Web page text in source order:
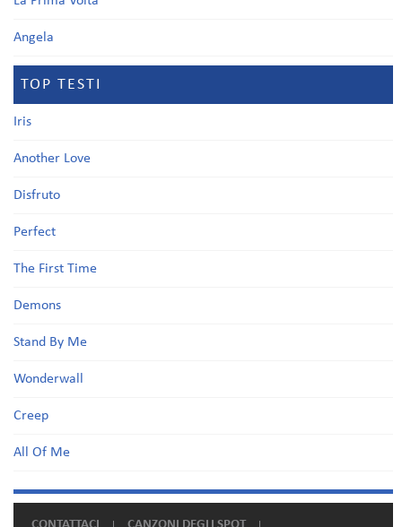
Angela
TOP TESTI
Iris
Another Love
Disfruto
Perfect
The First Time
Demons
Stand By Me
Wonderwall
Creep
All Of Me